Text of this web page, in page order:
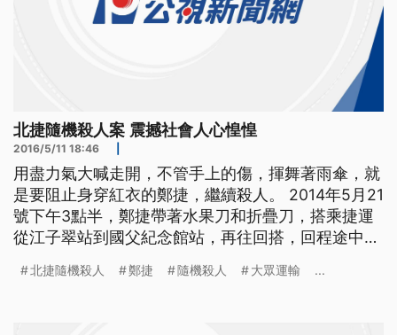
北捷隨機殺人案 震撼社會人心惶惶
2016/5/11 18:46
用盡力氣大喊走開，不管手上的傷，揮舞著雨傘，就
是要阻止身穿紅衣的鄭捷，繼續殺人。 2014年5月21
號下午3點半，鄭捷帶著水果刀和折疊刀，搭乘捷運
從江子翠站到國父紀念館站，再往回搭，回程途中利
車廂瞬間變成人間煉獄。 到站後，鄭捷還在月台上
北捷隨機殺人 鄭捷 隨機殺人 大眾運輸 ...